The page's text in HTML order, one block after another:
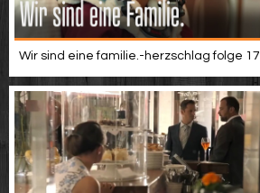
Wir sind eine familie.-herzschlag folge 17